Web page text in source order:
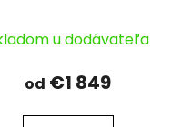
u dodávateľa
od €1 849